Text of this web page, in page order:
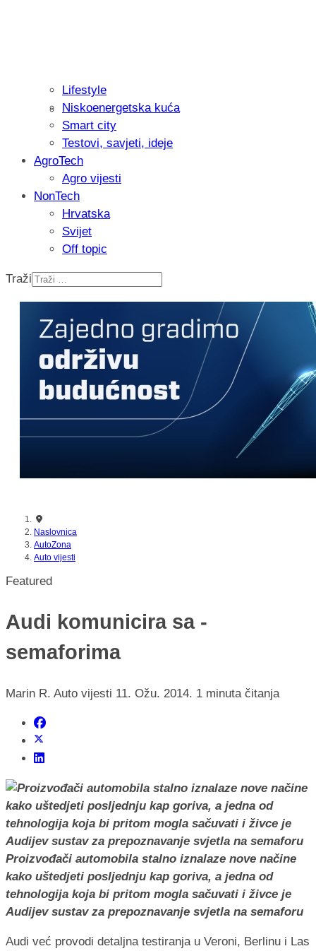
Recenzija: Philips All-in-One Trimmer
muškarcu
Isprobali smo: Thermostar
Lifestyle
Niskoenergetska kuća
Smart city
Testovi, savjeti, ideje
AgroTech
Agro vijesti
NonTech
Hrvatska
Svijet
Off topic
Traži
Naslovnica
AutoZona
Auto vijesti
Featured
Audi komunicira sa -
semaforima
Marin R. Auto vijesti 11. Ožu. 2014. 1 minuta čitanja
Proizvođači automobila stalno iznalaze nove načine
kako uštedjeti posljednju kap goriva, a jedna od
tehnologija koja bi pritom mogla sačuvati i živce je
Audijev sustav za prepoznavanje svjetla na semaforu
Audi već provodi detaljna testiranja u Veroni, Berlinu i Las